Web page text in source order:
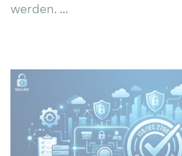
werden. ...